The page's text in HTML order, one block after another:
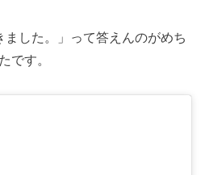
ました。」って答えんのがめち
です。